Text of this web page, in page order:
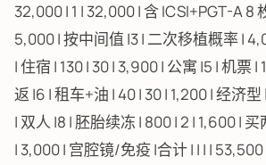
32,000 | 1 | 32,000 | 含 ICSI+PGT-A 8
5,000 | 按中间值 |3 | 二次移植概率 |
| 住宿 | 130 | 30 | 3,900 | 公寓 |5 | 机票
返 |6 | 租车+油 | 40 | 30 | 1,200 | 经济
| 双人 |8 | 胚胎续冻 | 800 | 2 | 1,600 |
| 3,000 | 宫腔镜/免疫 |合计 | | | |